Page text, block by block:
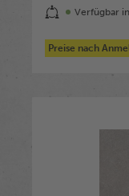
Verfügbar
Preise nach